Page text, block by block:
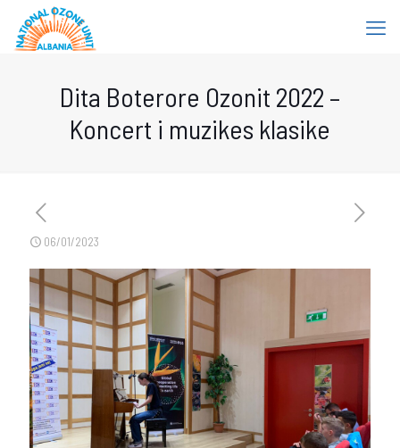
Dita Boterore Ozonit 2022 –
Koncert i muzikes klasike
06/01/2023